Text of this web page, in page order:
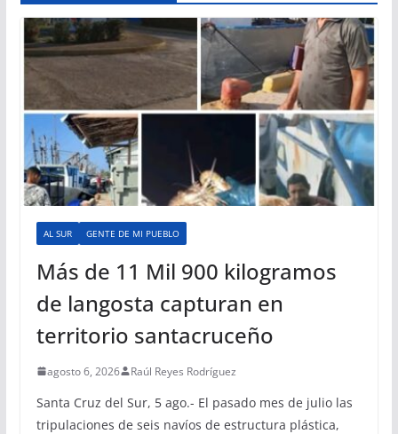
AL SUR GENTE DE MI PUEBLO
Más de 11 Mil 900 kilogramos
de langosta capturan en
territorio santacruceño
agosto 6, 2026 Raúl Reyes Rodríguez
Santa Cruz del Sur, 5 ago.- El pasado mes de julio las
tripulaciones de seis navíos de estructura plástica,